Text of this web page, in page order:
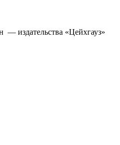
— издательства «Цейхгауз»